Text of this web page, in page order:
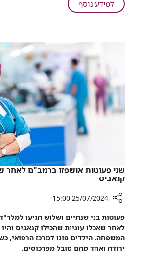
הציל
למידע נוסףעל
רמב"ם:
שבוצע
באמצעות
רקמת
ירך,
הציל
את
חייה
של
ארבע
שני פעוטות אושפזו ברמב"ם לאחר
קנאביס
שיתוף
שני
פעוטות
אושפזו
25/07/2024 15:00
פעוטות בני שנתיים ושלוש הגיעו
לאחר שאכלו עוגיות שהכילו קנאביס
המשפחה. הילדים פונו למרכז הרפואי,
ירודה ואחד מהם סובל מפרכוסים.